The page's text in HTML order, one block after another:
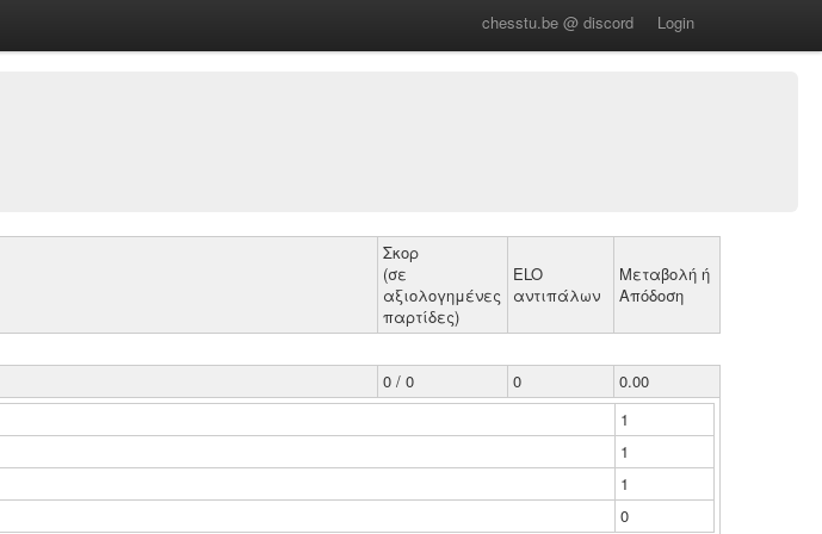
chesstu.be @ discord Login
Σκορ
(σε
αξιολογημένες
παρτίδες)
ELO
αντιπάλων
Μεταβολή ή
Απόδοση
0 / 0 0
0.00
1
1
1
0